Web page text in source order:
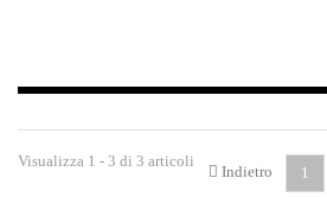
Visualizza 1 - 3 di 3 articoli
Indietro 1